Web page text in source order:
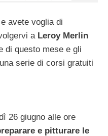
e avete voglia di
aLeroy Merlin
di questo mese e gli
serie di corsi gratuiti
26 giugno alle ore
e pitturare le